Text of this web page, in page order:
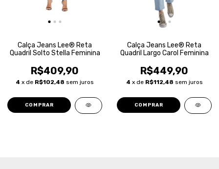
Calça Jeans Lee® Reta
Quadril Solto Stella Feminina
R$409,90
4 x de R$102,48 sem juros
COMPRAR
Calça Jeans Lee® Reta
Quadril Largo Carol Feminina
R$449,90
4 x de R$112,48 sem juros
COMPRAR